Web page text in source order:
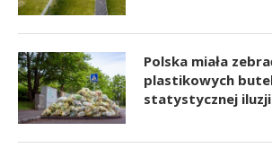
Polska miała
plastikowych
statystycznej iluzji